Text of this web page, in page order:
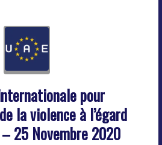
pour
la violence à l’égard
25 Novembre 2020